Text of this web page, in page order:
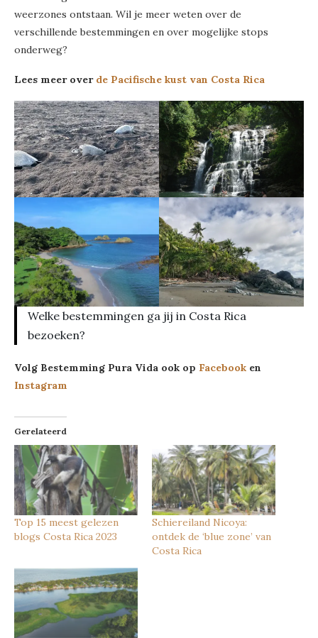
weerzones ontstaan. Wil je meer weten over de
verschillende bestemmingen en over mogelijke stops
onderweg?
Lees meer over de Pacifische kust van Costa Rica
Welke bestemmingen ga jij in Costa Rica
bezoeken?
Volg Bestemming Pura Vida ook op Facebook en
Instagram
Gerelateerd
Top 15 meest gelezen
blogs Costa Rica 2023
Schiereiland Nicoya:
ontdek de ‘blue zone’ van
Costa Rica